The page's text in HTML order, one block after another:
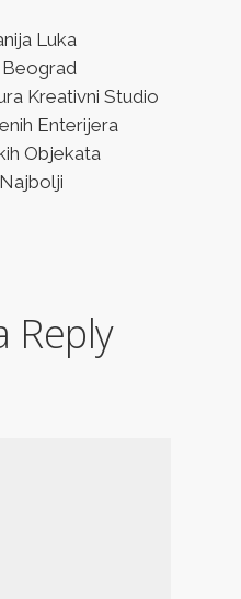
Luka
Kreativni Studio
Enterijera
Objekata
Reply